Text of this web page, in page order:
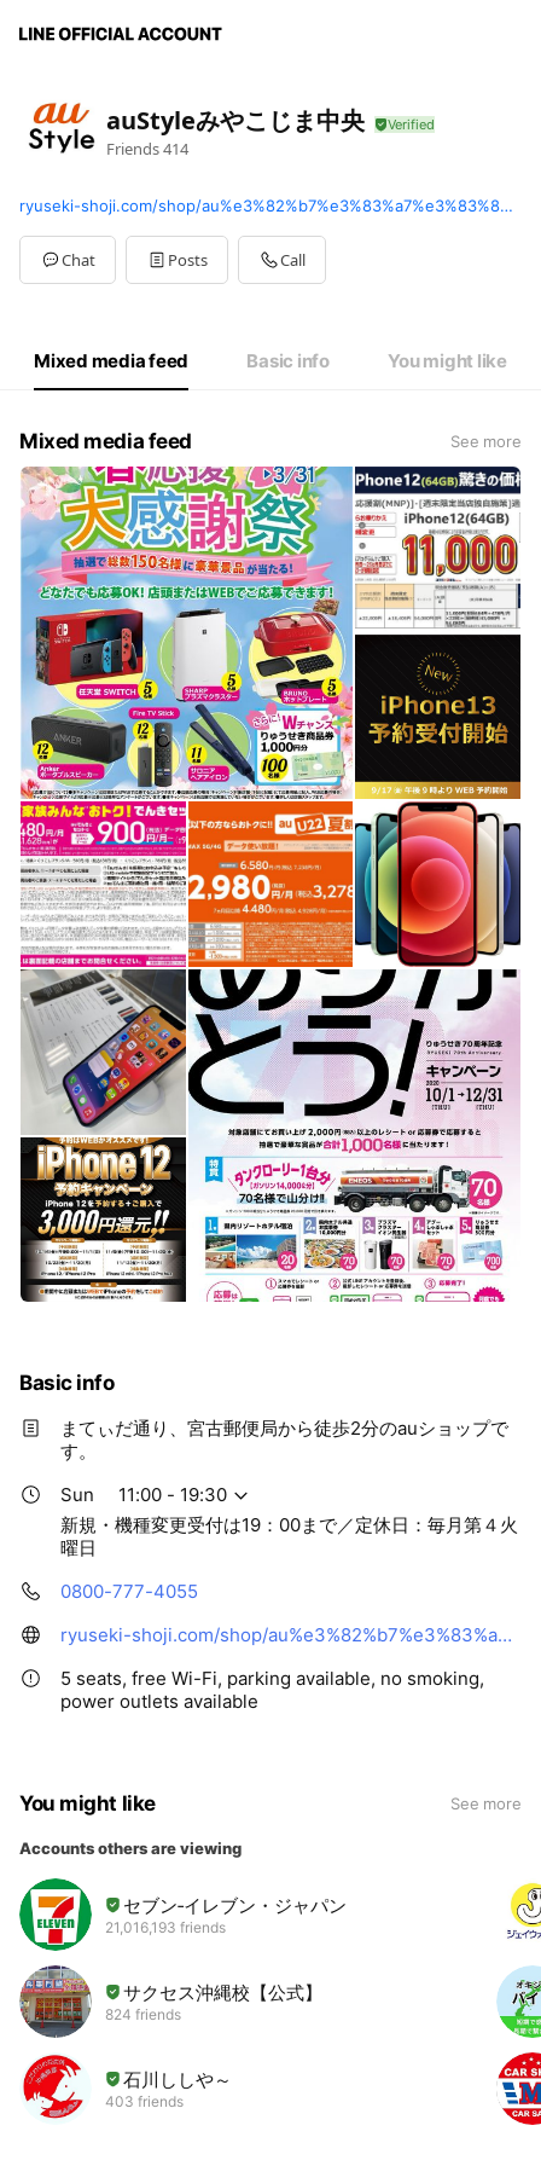
auStyleみやこじま中央
Friends414
ryuseki-shoji.com/shop/au%e3%82%b7%e3%83%a7%e3%83%83%e3%83%97-%e3%81%bf%e3%82%84%e3%81%93%e3%81%98%e3%81%be%e4%b8%ad%e5%a4%ae/
Chat Posts Call
Mixed media feed Basic info You might like
Mixed media feed See more
Basic info
まてぃだ通り、宮古郵便局から徒歩2分のauショップで
す。
Sun
11:00 - 19:30
新規・機種変更受付は19：00まで／定休日：毎月第４火
曜日
0800-777-4055
ryuseki-shoji.com/shop/au%e3%82%b7%e3%83%a7%e3%83%83%e3%83%97-%e3%81%bf%e3%82%84%e3%81%93%e3%81%98%e3%81%be%e4%b8%ad%e5%a4%ae/
5 seats, free Wi-Fi, parking available, no smoking,
power outlets available
You might like See more
Accounts others are viewing
セブン‐イレブン・ジャパン
21,016,193 friends
サクセス沖縄校【公式】
824 friends
石川ししや～
403 friends